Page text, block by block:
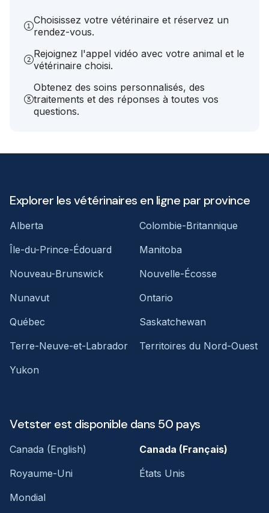
Choisissez votre vétérinaire et réservez un
rendez-vous.
Rejoignez l'appel vidéo avec votre animal et le
vétérinaire choisi.
Obtenez des soins personnalisés, des
traitements et des réponses à toutes vos
questions.
Explorer les vétérinaires en ligne par province
Alberta
Colombie-Britannique
Île-du-Prince-Édouard
Manitoba
Nouveau-Brunswick
Nouvelle-Écosse
Nunavut
Ontario
Québec
Saskatchewan
Terre-Neuve-et-Labrador
Territoires du Nord-Ouest
Yukon
Vetster est disponible dans 50 pays
Canada (English)
Canada (Français)
Royaume-Uni
États Unis
Mondial